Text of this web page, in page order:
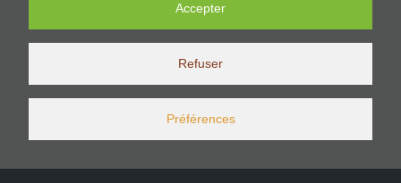
Accepter
Refuser
Préférences